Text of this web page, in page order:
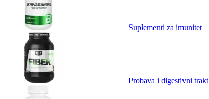
Suplementi za imunitet
Probava i digestivni trakt